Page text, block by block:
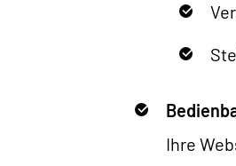
Ihre